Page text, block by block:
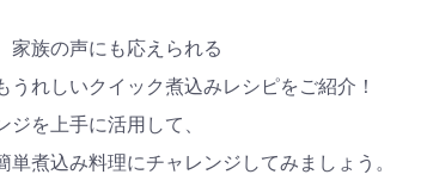
家族の声にも応えられる
うれしいクイック煮込みレシピをご紹介！
ジを上手に活用して、
単煮込み料理にチャレンジしてみましょう。